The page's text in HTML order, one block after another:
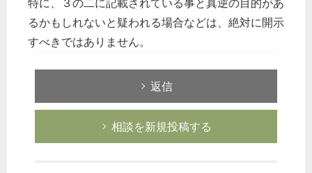
特に、３の二に記載されている事と真逆の目的があ
るかもしれないと疑われる場合などは、絶対に開示
すべきではありません。
返信
相談を新規投稿する